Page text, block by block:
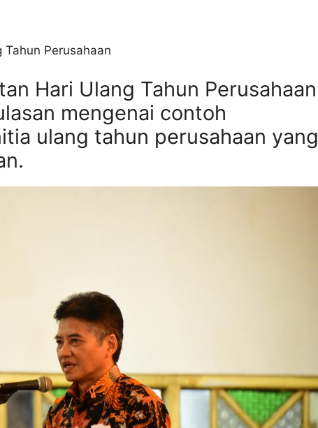
Perusahaan
Hari Ulang Tahun Perusahaan
mengenai contoh
ulang tahun perusahaan yang